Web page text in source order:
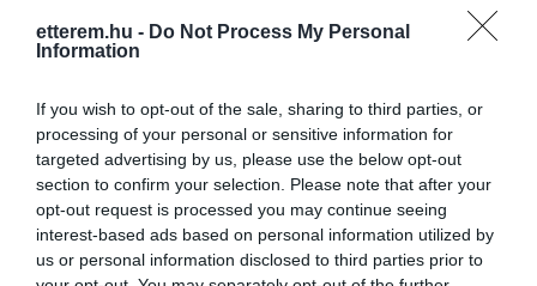
etterem.hu - Do Not Process My Personal
Information
If you wish to opt-out of the sale, sharing to third parties, or
processing of your personal or sensitive information for
targeted advertising by us, please use the below opt-out
section to confirm your selection. Please note that after your
opt-out request is processed you may continue seeing
interest-based ads based on personal information utilized by
us or personal information disclosed to third parties prior to
kínálatunkat.
étlapunkon.
Az Olaszországban eltöltött idő alatt
nagy figyelmet fordítottunk a fellelhető
legkedveltebb ételek megismerésére és
honosítására. E törekvésünk
eredményeként legfőképpen az itáliai
Kapcsolat
+36 52 216 816
bonitabisztro@t-online.hu
http://bonitabisztro.hu
https://www.facebook.com/bonitabisztro